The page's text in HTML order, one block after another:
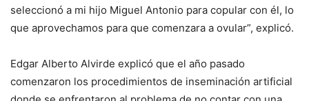
seleccionó a mi hijo Miguel Antonio para copular con él, lo
que aprovechamos para que comenzara a ovular”, explicó.
Edgar Alberto Alvirde explicó que el año pasado
comenzaron los procedimientos de inseminación artificial